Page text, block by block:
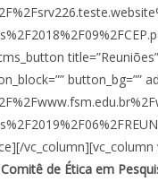
button_bg=””
vc_column][vc_column
de Ética em